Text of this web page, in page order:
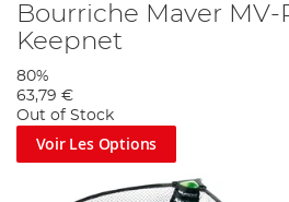
Bourriche Maver MV-
Keepnet
80%
63,79 €
Out of Stock
Voir Les Options